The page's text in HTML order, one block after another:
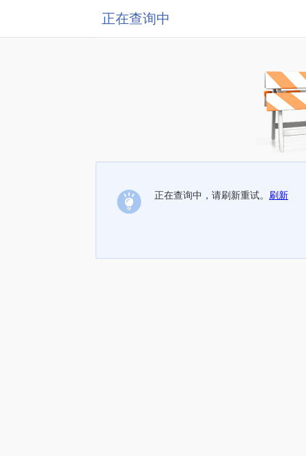
正在查询中
正在查询中，请刷新重试。 刷新